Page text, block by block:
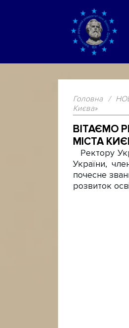
Головна /
Києва»
ВІТАЄМО
МІСТА
Ректору
України,
почесне
розвиток